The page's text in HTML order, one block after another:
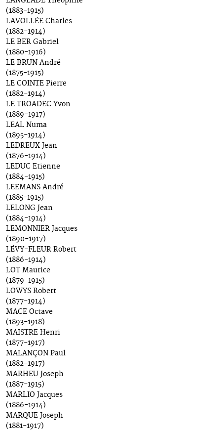
(1883-1915)
LAVOLLÉE Charles
(1882-1914)
LE BER Gabriel
(1880-1916)
LE BRUN André
(1875-1915)
LE COINTE Pierre
(1882-1914)
LE TROADEC Yvon
(1889-1917)
LEAL Numa
(1895-1914)
LEDREUX Jean
(1876-1914)
LEDUC Etienne
(1884-1915)
LEEMANS André
(1885-1915)
LELONG Jean
(1884-1914)
LEMONNIER Jacques
(1890-1917)
LÉVY-FLEUR Robert
(1886-1914)
LOT Maurice
(1879-1915)
LOWYS Robert
(1877-1914)
MACE Octave
(1893-1918)
MAISTRE Henri
(1877-1917)
MALANÇON Paul
(1882-1917)
MARHEU Joseph
(1887-1915)
MARLIO Jacques
(1886-1914)
MARQUE Joseph
(1881-1917)